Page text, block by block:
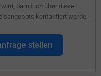
damit ich über diese
kontaktiert werde.
stellen